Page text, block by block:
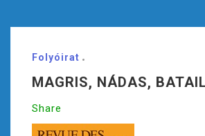
Folyóirat
MAGRIS, NÁDAS,
Share